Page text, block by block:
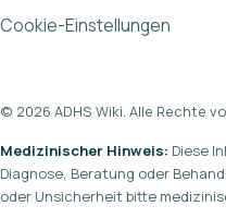
Cookie-Einstellungen
© 2026 ADHS Wiki. Alle Rechte
Medizinischer Hinweis: Diese
Diagnose, Beratung oder
oder Unsicherheit bitte